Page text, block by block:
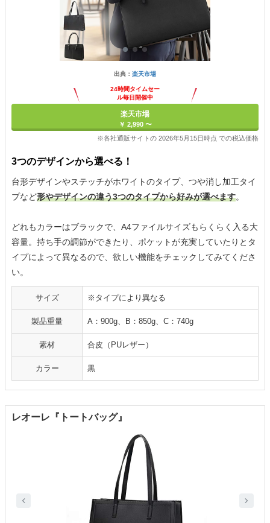
出典： 楽天市場
24時間タイムセー
ル毎日開催中
楽天市場
￥ 2,990 〜
※各社通販サイトの 2026年5月15日時点 での税込価格
3つのデザインから選べる！
台形デザインやステッチがホワイトのタイプ、つや消し加工タイ
プなど形やデザインの違う3つのタイプから好みが選べます。
どれもカラーはブラックで、A4ファイルサイズもらくらく入る大
容量。持ち手の調節ができたり、ポケットが充実していたりとタ
イプによって異なるので、欲しい機能をチェックしてみてくださ
い。
サイズ ※タイプにより異なる
製品重量 A：900g、B：850g、C：740g
素材 合皮（PUレザー）
カラー 黒
レオーレ『トートバッグ』